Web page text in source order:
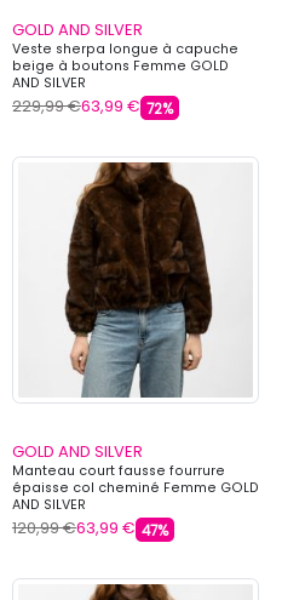
GOLD AND SILVER
Veste sherpa longue à capuche
beige à boutons Femme GOLD
AND SILVER
229,99 €63,99 € 72%
GOLD AND SILVER
Manteau court fausse fourrure
épaisse col cheminé Femme GOLD
AND SILVER
120,99 €63,99 € 47%